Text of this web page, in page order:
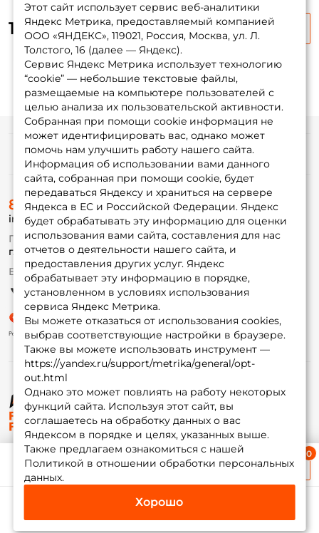
Каталог Избранное Корзина Инфо Мой Fox
Ближайшая доставка
≈ 1 дн.
12 195 ₽
Этот сайт использует сервис веб-аналитики
Яндекс Метрика, предоставляемый компанией
ООО «ЯНДЕКС», 119021, Россия, Москва, ул. Л.
Толстого, 16 (далее — Яндекс).
Сервис Яндекс Метрика использует технологию
“cookie” — небольшие текстовые файлы,
размещаемые на компьютере пользователей с
целью анализа их пользовательской активности.
Собранная при помощи cookie информация не
может идентифицировать вас, однако может
помочь нам улучшить работу нашего сайта.
Информация об использовании вами данного
сайта, собранная при помощи cookie, будет
передаваться Яндексу и храниться на сервере
Яндекса в ЕС и Российской Федерации. Яндекс
будет обрабатывать эту информацию для оценки
использования вами сайта, составления для нас
отчетов о деятельности нашего сайта, и
предоставления других услуг. Яндекс
обрабатывает эту информацию в порядке,
установленном в условиях использования
сервиса Яндекс Метрика.
Вы можете отказаться от использования cookies,
выбрав соответствующие настройки в браузере.
Также вы можете использовать инструмент —
https://yandex.ru/support/metrika/general/opt-
out.html
Однако это может повлиять на работу некоторых
функций сайта. Используя этот сайт, вы
соглашаетесь на обработку данных о вас
Яндексом в порядке и целях, указанных выше.
Также предлагаем ознакомиться с нашей
Политикой в отношении обработки персональных
данных.
Хорошо
© ФоксФишинг, 2009-2026
Информация
О магазине
Доставка
Оплата
Fox-bonus
Гуру
Партнерская программа
8 (495) 532-77-88
info@foxfishing.ru
По вопросам с заказом
г. Москва, ул. Плеханова д.7
Ежедневно 10:00 до 20:00